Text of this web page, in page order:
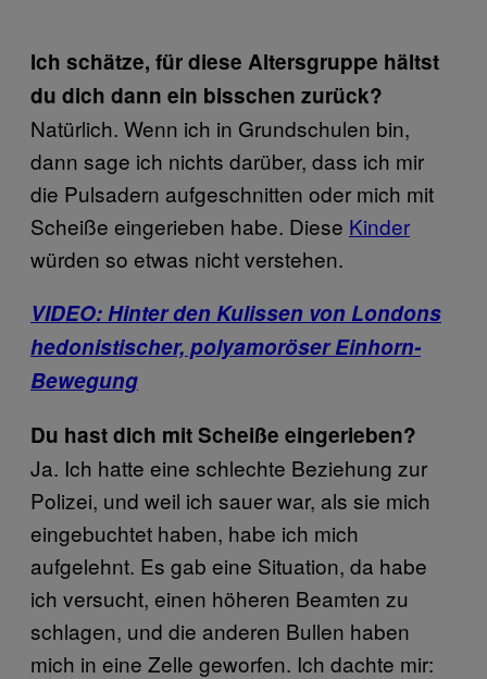
Ich schätze, für diese Altersgruppe hältst
du dich dann ein bisschen zurück?
Natürlich. Wenn ich in Grundschulen bin,
dann sage ich nichts darüber, dass ich mir
die Pulsadern aufgeschnitten oder mich mit
Scheiße eingerieben habe. Diese Kinder
würden so etwas nicht verstehen.
VIDEO: Hinter den Kulissen von Londons
hedonistischer, polyamoröser Einhorn-
Bewegung
Du hast dich mit Scheiße eingerieben?
Ja. Ich hatte eine schlechte Beziehung zur
Polizei, und weil ich sauer war, als sie mich
eingebuchtet haben, habe ich mich
aufgelehnt. Es gab eine Situation, da habe
ich versucht, einen höheren Beamten zu
schlagen, und die anderen Bullen haben
mich in eine Zelle geworfen. Ich dachte mir: